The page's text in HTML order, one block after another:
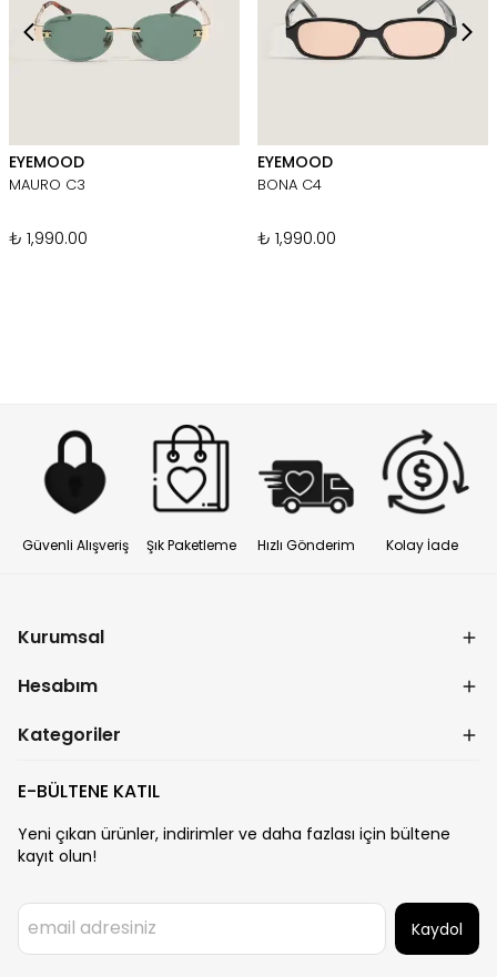
EYEMOOD
MAURO C3
₺ 1,990.00
EYEMOOD
BONA C4
₺ 1,990.00
Güvenli Alışveriş Şık Paketleme Hızlı Gönderim Kolay İade
Kurumsal
Hesabım
Kategoriler
E-BÜLTENE KATIL
Yeni çıkan ürünler, indirimler ve daha fazlası için bültene
kayıt olun!
Kaydol